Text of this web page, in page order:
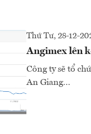
Thứ Tư, 28-12-
Angimex lên
Công ty sẽ tổ
An Giang...